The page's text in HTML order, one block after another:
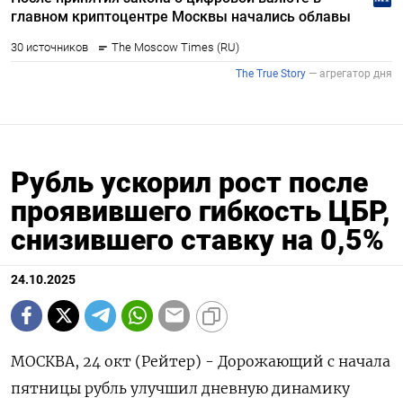
Рубль ускорил рост после
проявившего гибкость ЦБР,
снизившего ставку на 0,5%
24.10.2025
МОСКВА, 24 окт (Рейтер) - Дорожающий с начала
пятницы рубль улучшил дневную динамику